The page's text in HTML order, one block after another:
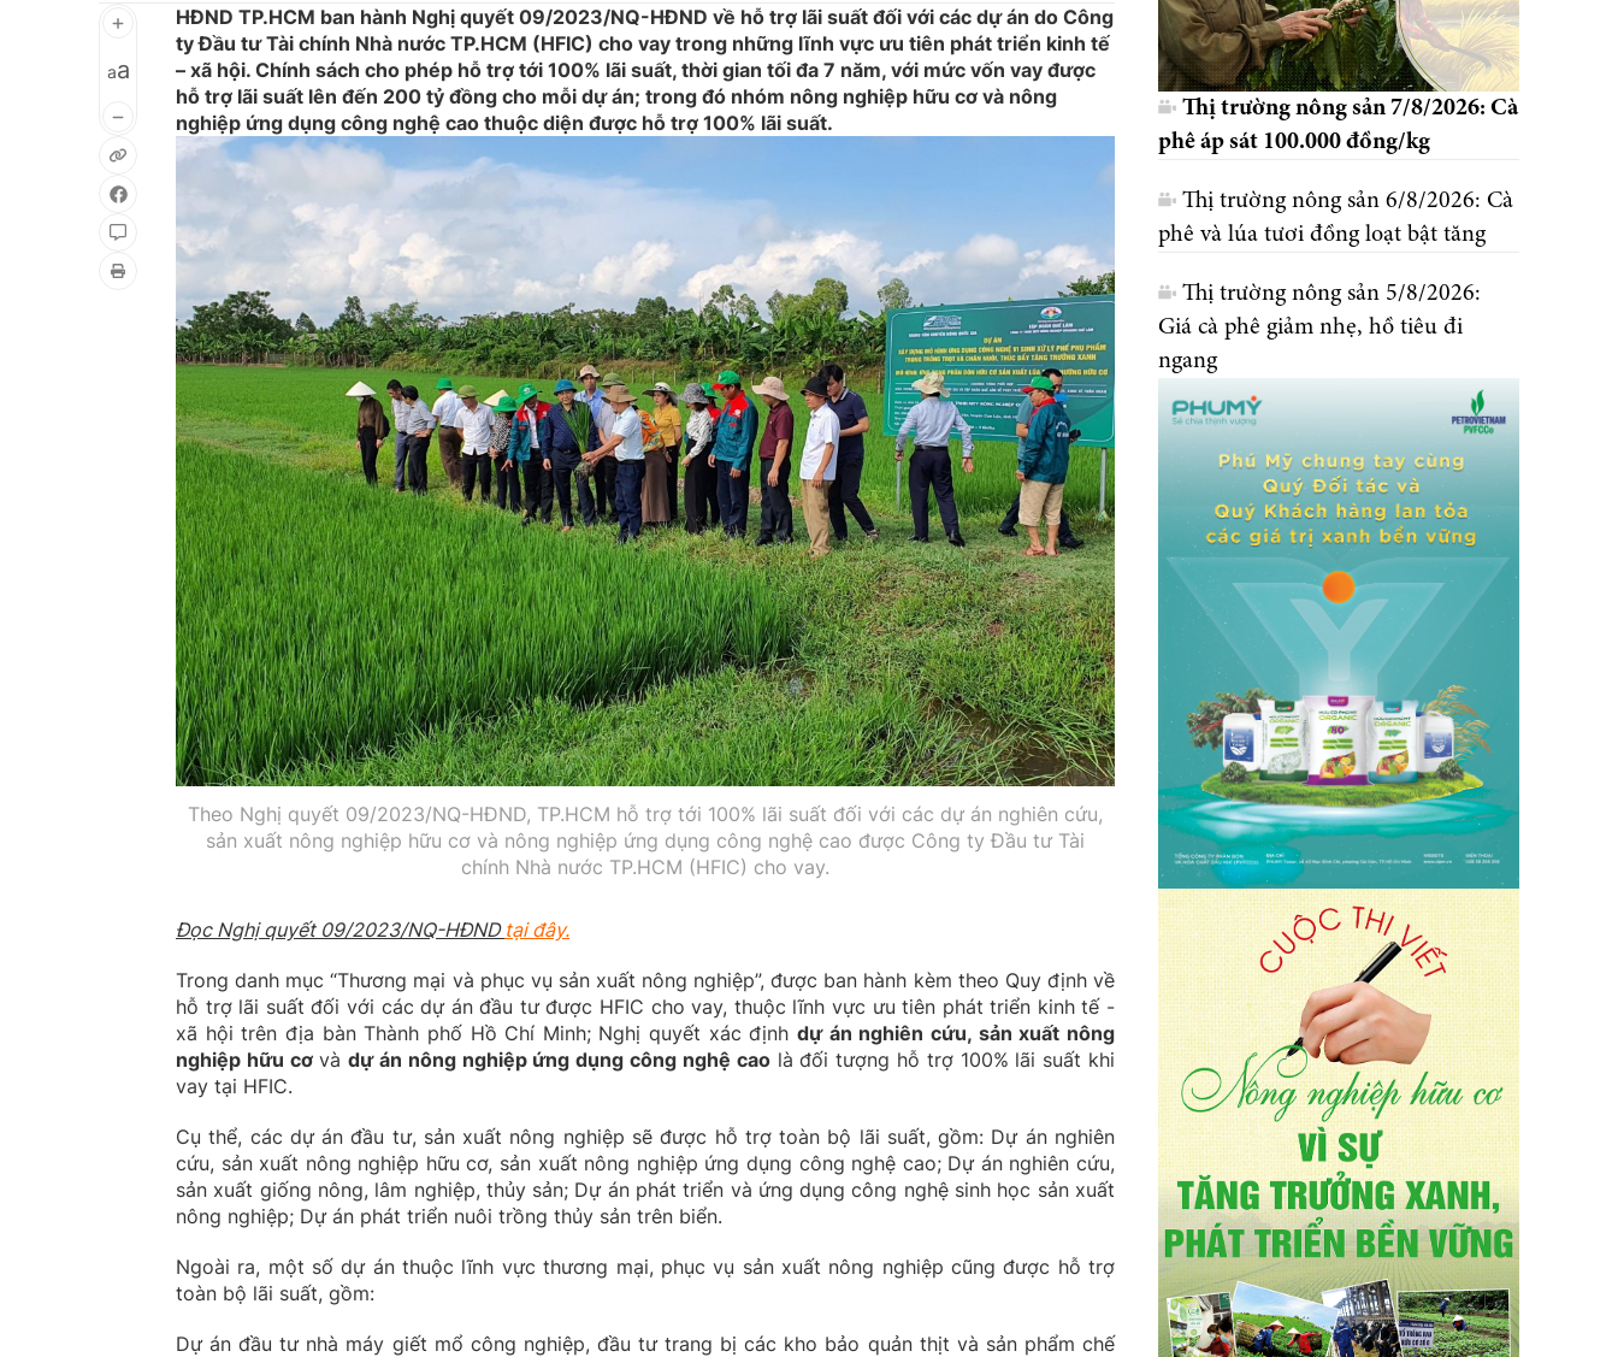
aa
HĐND TP.HCM ban hành Nghị quyết 09/2023/NQ-HĐND về hỗ trợ lãi suất đối với các dự án do Công
ty Đầu tư Tài chính Nhà nước TP.HCM (HFIC) cho vay trong những lĩnh vực ưu tiên phát triển kinh tế
– xã hội. Chính sách cho phép hỗ trợ tới 100% lãi suất, thời gian tối đa 7 năm, với mức vốn vay được
hỗ trợ lãi suất lên đến 200 tỷ đồng cho mỗi dự án; trong đó nhóm nông nghiệp hữu cơ và nông
nghiệp ứng dụng công nghệ cao thuộc diện được hỗ trợ 100% lãi suất.
Theo Nghị quyết 09/2023/NQ-HĐND, TP.HCM hỗ trợ tới 100% lãi suất đối với các dự án nghiên cứu,
sản xuất nông nghiệp hữu cơ và nông nghiệp ứng dụng công nghệ cao được Công ty Đầu tư Tài
chính Nhà nước TP.HCM (HFIC) cho vay.
Đọc Nghị quyết 09/2023/NQ-HĐND tại đây.
Trong danh mục “Thương mại và phục vụ sản xuất nông nghiệp”, được ban hành kèm theo Quy định về
hỗ trợ lãi suất đối với các dự án đầu tư được HFIC cho vay, thuộc lĩnh vực ưu tiên phát triển kinh tế -
xã hội trên địa bàn Thành phố Hồ Chí Minh; Nghị quyết xác địnhdự án nghiên cứu, sản xuất nông
nghiệp hữu cơvàdự án nông nghiệp ứng dụng công nghệ caolà đối tượng hỗ trợ 100% lãi suất khi
vay tại HFIC.
Cụ thể, các dự án đầu tư, sản xuất nông nghiệp sẽ được hỗ trợ toàn bộ lãi suất, gồm: Dự án nghiên
cứu, sản xuất nông nghiệp hữu cơ, sản xuất nông nghiệp ứng dụng công nghệ cao; Dự án nghiên cứu,
sản xuất giống nông, lâm nghiệp, thủy sản; Dự án phát triển và ứng dụng công nghệ sinh học sản xuất
nông nghiệp; Dự án phát triển nuôi trồng thủy sản trên biển.
Ngoài ra, một số dự án thuộc lĩnh vực thương mại, phục vụ sản xuất nông nghiệp cũng được hỗ trợ
toàn bộ lãi suất, gồm:
Dự án đầu tư nhà máy giết mổ công nghiệp, đầu tư trang bị các kho bảo quản thịt và sản phẩm chế
Thị trường nông sản 7/8/2026: Cà
phê áp sát 100.000 đồng/kg
Thị trường nông sản 6/8/2026: Cà
phê và lúa tươi đồng loạt bật tăng
Thị trường nông sản 5/8/2026:
Giá cà phê giảm nhẹ, hồ tiêu đi
ngang